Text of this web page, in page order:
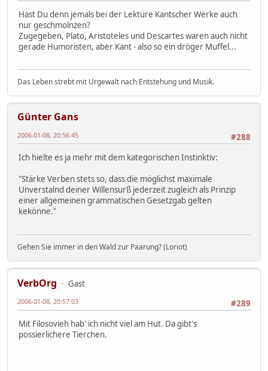
Hast Du denn jemals bei der Lektüre Kantscher Werke auch
nur geschmolnzen?
Zugegeben, Plato, Aristoteles und Descartes waren auch nicht
gerade Humoristen, aber Kant - also so ein dröger Muffel...
Das Leben strebt mit Urgewalt nach Entstehung und Musik.
Günter Gans
#288
2006-01-08, 20:56:45
Ich hielte es ja mehr mit dem kategorischen Instinktiv:
"Stärke Verben stets so, dass die möglichst maximale
Unverstalnd deiner Willensurß jederzeit zugleich als Prinzip
einer allgemeinen grammatischen Gesetzgab gelten
kekönne."
Gehen Sie immer in den Wald zur Paarung? (Loriot)
VerbOrg
Gast
#289
2006-01-08, 20:57:03
Mit Filosovieh hab' ich nicht viel am Hut. Da gibt's
possierlichere Tierchen.